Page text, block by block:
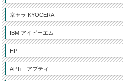
京セラ KYOCERA
IBM アイビーエム
HP
APTi アプティ